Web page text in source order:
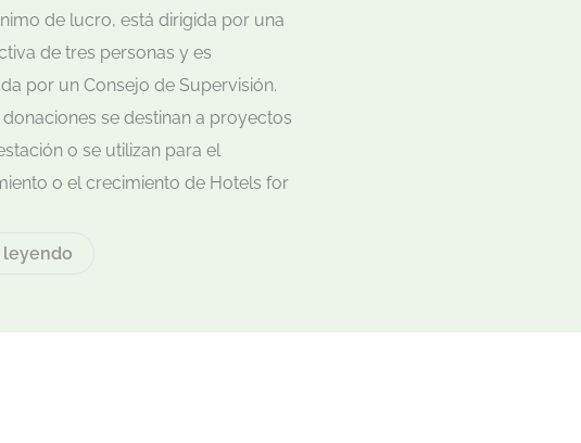
de lucro, está dirigida por una
de tres personas y es
por un Consejo de Supervisión.
donaciones se destinan a proyectos
o se utilizan para el
o el crecimiento de Hotels for
leyendo